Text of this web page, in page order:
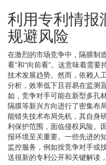
利用专利情报
规避风险
在激烈的市场竞争中，隔膜制
看”和“向前看”。这意味着需
技术发展趋势。然而，依赖人
分析，效率低下且容易在监测
如，竞争对手可能在新型多孔
隔膜等新兴方向进行了密集布
能错失技术布局先机，其自身
利保护范围，面临侵权风险。
报环境至关重要。一些先进的
监控服务，例如按竞争对手或
送很新的专利公开和关键解读